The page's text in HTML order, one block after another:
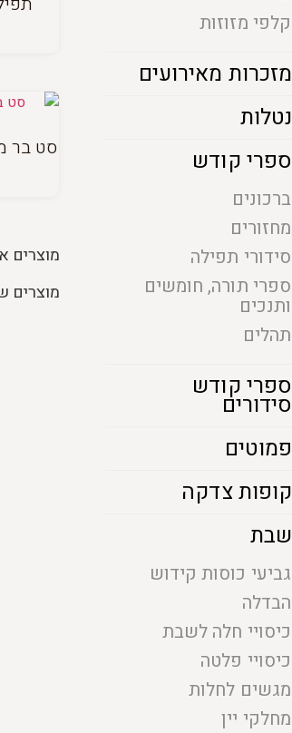
קלפי מזוזות
מזכרות מאירועים
נטלות
ספרי קודש
ברכונים
מחזורים
סידורי תפילה
ספרי תורה, חומשים
ותנכים
תהלים
ספרי קודש
סידורים
פמוטים
קופות צדקה
שבת
גביעי כוסות קידוש
הבדלה
כיסויי חלה לשבת
כיסויי פלטה
מגשים לחלות
מחלקי יין
סט בר
מוצרים
מוצרים